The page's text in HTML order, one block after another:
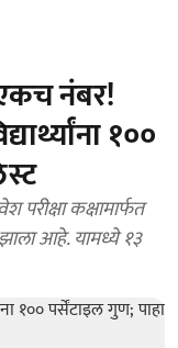
नंबर!
१००
कक्षामार्फत
आहे. यामध्ये १३